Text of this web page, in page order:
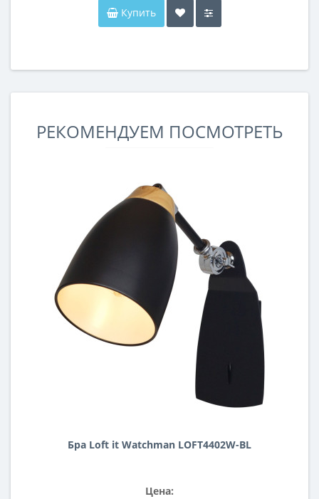
Купить
РЕКОМЕНДУЕМ ПОСМОТРЕТЬ
Бра Loft it Watchman LOFT4402W-BL
Цена: